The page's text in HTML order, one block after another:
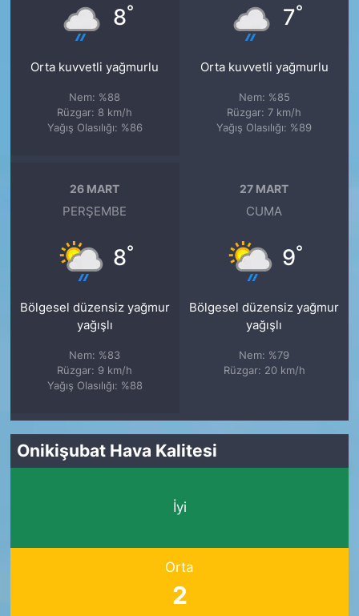
8°
Orta kuvvetli yağmurlu
Nem: %88
Rüzgar: 8 km/h
Yağış Olasılığı: %86
7°
Orta kuvvetli yağmurlu
Nem: %85
Rüzgar: 7 km/h
Yağış Olasılığı: %89
26 MART
PERŞEMBE
8°
Bölgesel düzensiz yağmur
yağışlı
Nem: %83
Rüzgar: 9 km/h
Yağış Olasılığı: %88
27 MART
CUMA
9°
Bölgesel düzensiz yağmur
yağışlı
Nem: %79
Rüzgar: 20 km/h
Onikişubat Hava Kalitesi
İyi
Orta
2